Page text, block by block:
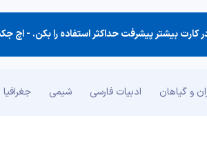
بیشتر پیشرفت حداكثر استفاده را بكن. -اچ
و گیاهان ادبیات فارسی شیمی جغرافیا